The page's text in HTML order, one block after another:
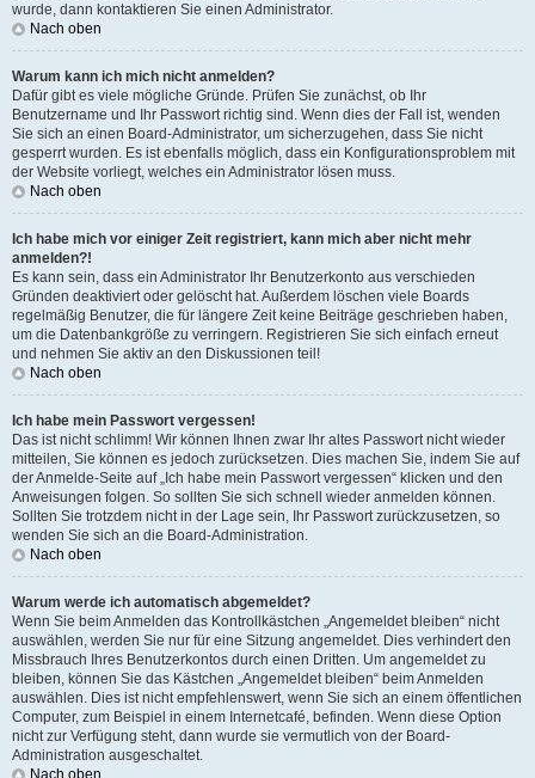
wurde, dann kontaktieren Sie einen Administrator.
Nach oben
Warum kann ich mich nicht anmelden?
Dafür gibt es viele mögliche Gründe. Prüfen Sie zunächst, ob Ihr
Benutzername und Ihr Passwort richtig sind. Wenn dies der Fall ist, wenden
Sie sich an einen Board-Administrator, um sicherzugehen, dass Sie nicht
gesperrt wurden. Es ist ebenfalls möglich, dass ein Konfigurationsproblem mit
der Website vorliegt, welches ein Administrator lösen muss.
Nach oben
Ich habe mich vor einiger Zeit registriert, kann mich aber nicht mehr
anmelden?!
Es kann sein, dass ein Administrator Ihr Benutzerkonto aus verschieden
Gründen deaktiviert oder gelöscht hat. Außerdem löschen viele Boards
regelmäßig Benutzer, die für längere Zeit keine Beiträge geschrieben haben,
um die Datenbankgröße zu verringern. Registrieren Sie sich einfach erneut
und nehmen Sie aktiv an den Diskussionen teil!
Nach oben
Ich habe mein Passwort vergessen!
Das ist nicht schlimm! Wir können Ihnen zwar Ihr altes Passwort nicht wieder
mitteilen, Sie können es jedoch zurücksetzen. Dies machen Sie, indem Sie auf
der Anmelde-Seite auf „Ich habe mein Passwort vergessen“ klicken und den
Anweisungen folgen. So sollten Sie sich schnell wieder anmelden können.
Sollten Sie trotzdem nicht in der Lage sein, Ihr Passwort zurückzusetzen, so
wenden Sie sich an die Board-Administration.
Nach oben
Warum werde ich automatisch abgemeldet?
Wenn Sie beim Anmelden das Kontrollkästchen „Angemeldet bleiben“ nicht
auswählen, werden Sie nur für eine Sitzung angemeldet. Dies verhindert den
Missbrauch Ihres Benutzerkontos durch einen Dritten. Um angemeldet zu
bleiben, können Sie das Kästchen „Angemeldet bleiben“ beim Anmelden
auswählen. Dies ist nicht empfehlenswert, wenn Sie sich an einem öffentlichen
Computer, zum Beispiel in einem Internetcafé, befinden. Wenn diese Option
nicht zur Verfügung steht, dann wurde sie vermutlich von der Board-
Administration ausgeschaltet.
Nach oben